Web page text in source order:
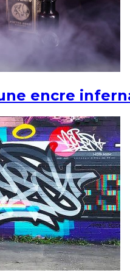
encre